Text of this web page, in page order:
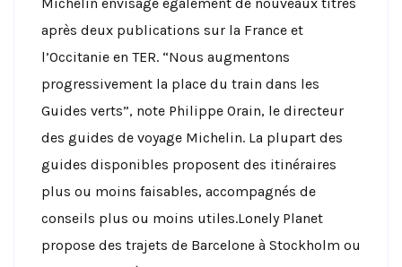
après deux publications sur la France et
l’Occitanie en TER. “Nous augmentons
progressivement la place du train dans les
Guides verts”, note Philippe Orain, le directeur
des guides de voyage Michelin. La plupart des
guides disponibles proposent des itinéraires
plus ou moins faisables, accompagnés de
conseils plus ou moins utiles.Lonely Planet
propose des trajets de Barcelone à Stockholm ou